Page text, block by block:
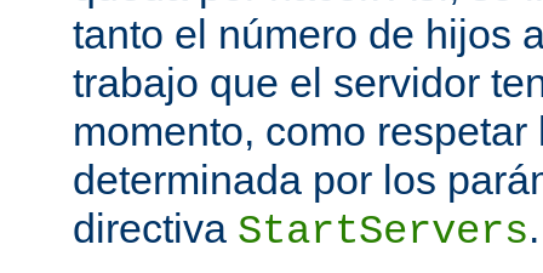
tanto el número de hijos
trabajo que el servidor
momento, como
determinada por los
directiva StartServers.